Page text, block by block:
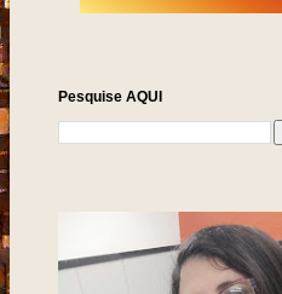
Pesquise AQUI